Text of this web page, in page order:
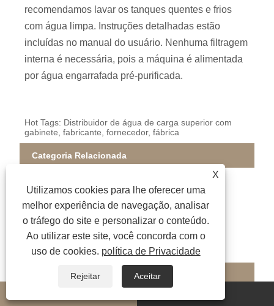
recomendamos lavar os tanques quentes e frios
com água limpa. Instruções detalhadas estão
incluídas no manual do usuário. Nenhuma filtragem
interna é necessária, pois a máquina é alimentada
por água engarrafada pré-purificada.
Hot Tags: Distribuidor de água de carga superior com
gabinete, fabricante, fornecedor, fábrica
Categoria Relacionada
Dispensador de água UF
Distribuidor de água para tubulação
Distribuidor de água de carga superior
Distribuidor de água de carga inferior
Dispensador de água de mesa
Dispensador de água para máquina de chá
Enviar consulta
Por favor, sinta-se livre para dar o seu inquérito no
X
Utilizamos cookies para lhe oferecer uma
melhor experiência de navegação, analisar
o tráfego do site e personalizar o conteúdo.
Ao utilizar este site, você concorda com o
uso de cookies. política de Privacidade
Rejeitar Aceitar